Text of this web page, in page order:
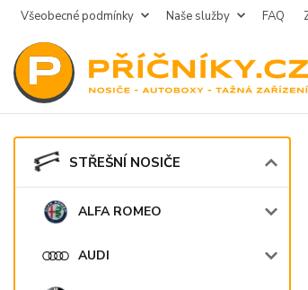
Všeobecné podmínky Naše služby FAQ
STŘEŠNÍ NOSIČE
ALFA ROMEO
AUDI